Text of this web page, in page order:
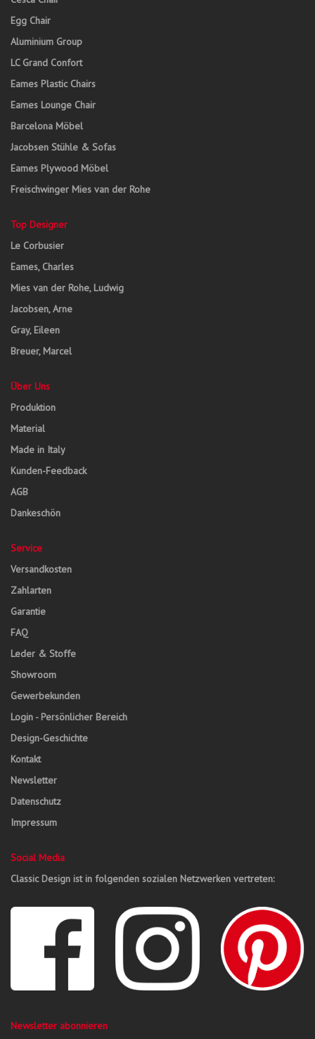
Egg Chair
Aluminium Group
LC Grand Confort
Eames Plastic Chairs
Eames Lounge Chair
Barcelona Möbel
Jacobsen Stühle & Sofas
Eames Plywood Möbel
Freischwinger Mies van der Rohe
Top Designer
Le Corbusier
Eames, Charles
Mies van der Rohe, Ludwig
Jacobsen, Arne
Gray, Eileen
Breuer, Marcel
Über Uns
Produktion
Material
Made in Italy
Kunden-Feedback
AGB
Dankeschön
Service
Versandkosten
Zahlarten
Garantie
FAQ
Leder & Stoffe
Showroom
Gewerbekunden
Login - Persönlicher Bereich
Design-Geschichte
Kontakt
Newsletter
Datenschutz
Impressum
Social Media
Classic Design ist in folgenden sozialen Netzwerken vertreten:
Newsletter abonnieren